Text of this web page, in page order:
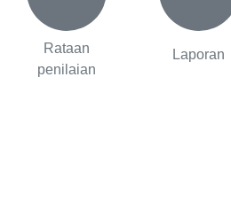
Rataan
penilaian
Laporan